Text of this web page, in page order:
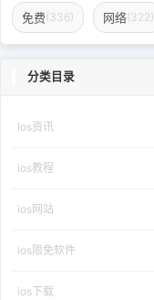
免费(336) 网络(322)
分类目录
Ios资讯
ios教程
ios网站
ios限免软件
ios下载